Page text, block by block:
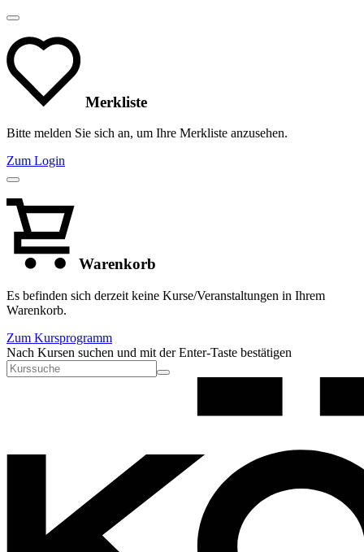
Merkliste
Bitte melden Sie sich an, um Ihre Merkliste anzusehen.
Zum Login
Warenkorb
Es befinden sich derzeit keine Kurse/Veranstaltungen in Ihrem
Warenkorb.
Zum Kursprogramm
Nach Kursen suchen und mit der Enter-Taste bestätigen